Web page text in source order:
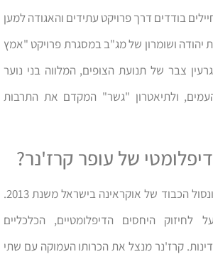
בודדים דרך פרויקט עתידים והאגודה למען
יהודה ושומרון של מג"ב במסגרת פרויקט "אמץ
צבר של תנועת הצופים, המלווה בני נוער
ולתיאטרון "גשר" המקדם את התרבות
של עופר קרז'נר?
עופר קרז'נר משמש כקונסול הכבוד של אוקראינה בישראל משנת 2013.
לחיזוק היחסים הדיפלומטיים, הכלכליים
קרז'נר מנצל את הכרותו העמוקה עם שתי